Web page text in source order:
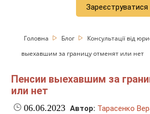
Зареєструватися
Головна Блог Консультації від
выехавшим за границу отменят или нет
Пенсии выехавшим за
или нет
06.06.2023 Автор: Тарасенко